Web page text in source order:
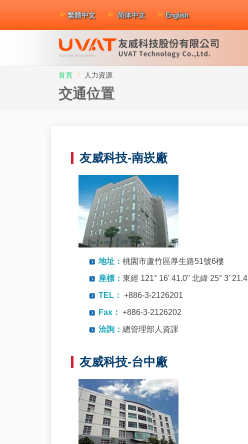
繁體中文 简体中文 English
首頁 人力資源
交通位置
友威科技-南崁廠
地址： 桃園市蘆竹區厚生路51號6樓
座標： 東經 121° 16' 41.0" 北緯 25° 3' 21.4
TEL： +886-3-2126201
Fax： +886-3-2126202
洽詢： 總管理部人資課
友威科技-台中廠